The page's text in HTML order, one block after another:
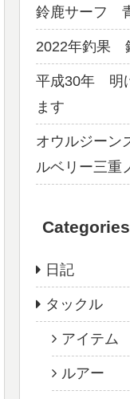
鈴鹿サーフ
2022年釣果
平成30年 明
ます
オウルジーン
ルベリー三重
Categories
日記
タックル
アイテム
ルアー